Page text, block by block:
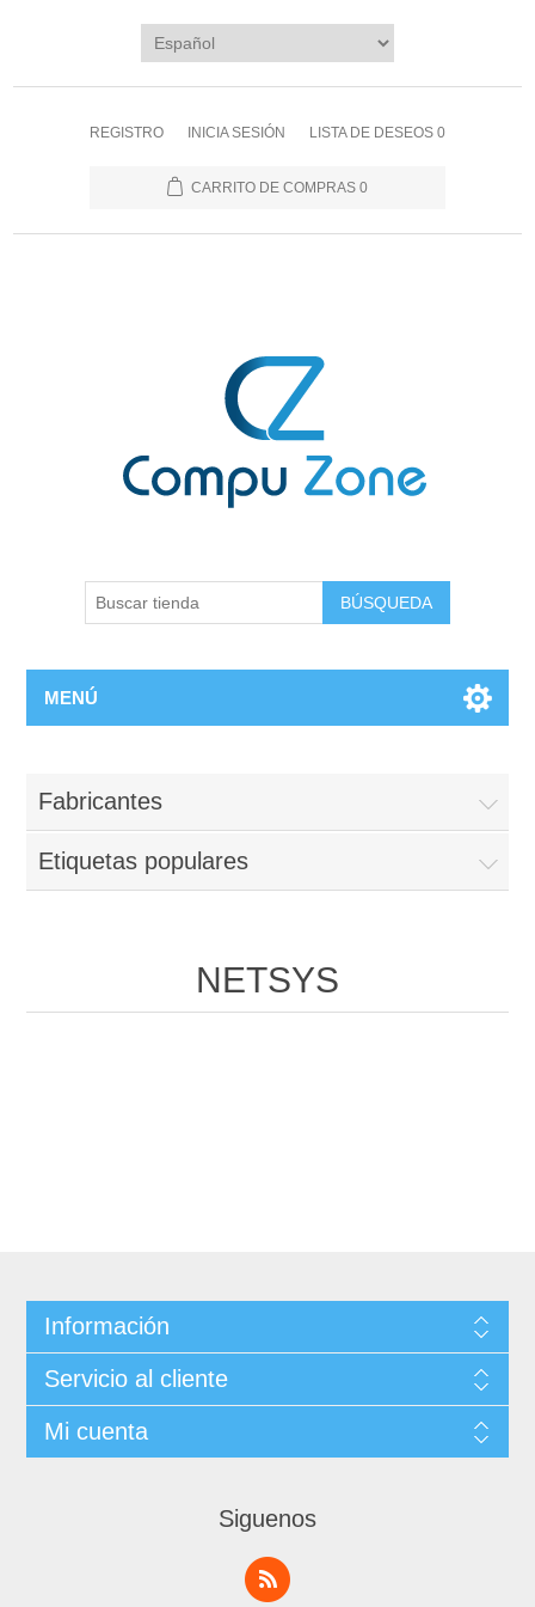
REGISTRO INICIA SESIÓN LISTA DE DESEOS 0
CARRITO DE COMPRAS 0
BÚSQUEDA
MENÚ
Fabricantes
Etiquetas populares
NETSYS
Información
Servicio al cliente
Mi cuenta
Siguenos